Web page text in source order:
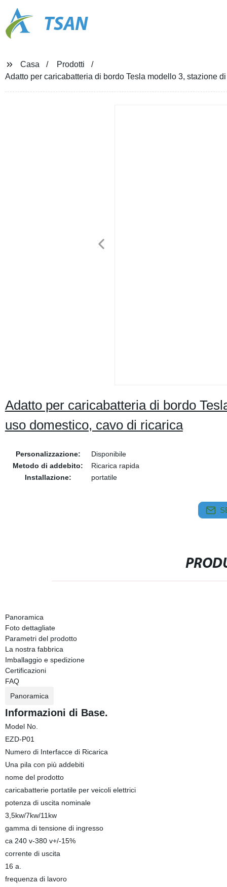
TSAN
Casa
Prodotti
Adatto per caricabatteria di bordo Tesla modello 3, stazione
Adatto per caricabatteria di bordo
uso domestico, cavo di ricarica
Personalizzazione:
Disponibile
Metodo di addebito:
Ricarica rapida
Installazione:
portatile
Panoramica
Foto dettagliate
Parametri del prodotto
La nostra fabbrica
Imballaggio e spedizione
Certificazioni
FAQ
Panoramica
Informazioni di Base.
Model No.
EZD-P01
Numero di Interfacce di Ricarica
Una pila con più addebiti
nome del prodotto
caricabatterie portatile per veicoli elettrici
potenza di uscita nominale
3,5kw/7kw/11kw
gamma di tensione di ingresso
ca 240 v-380 v+/-15%
corrente di uscita
16 a.
frequenza di lavoro